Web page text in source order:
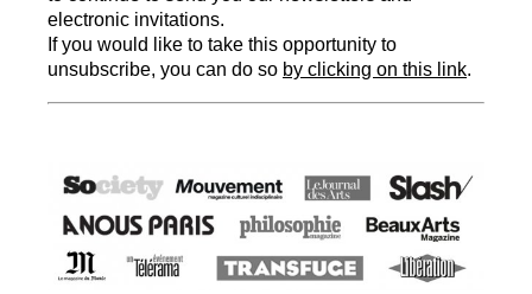
electronic invitations.
If you would like to take this opportunity to
unsubscribe, you can do so by clicking on this link.